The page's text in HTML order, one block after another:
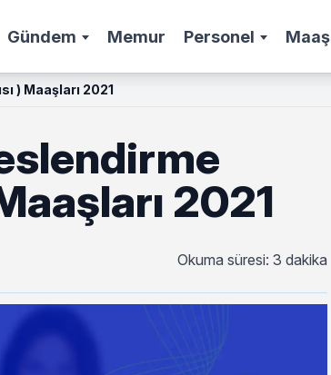
Gündem Memur Personel Maaş
) Maaşları 2021
2021
Okuma süresi: 3 dakika